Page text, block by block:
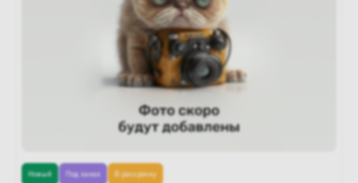
Новый Под заказ В рассрочку